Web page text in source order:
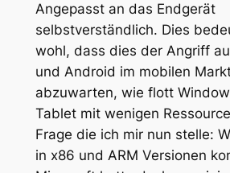
Angepasst an das Endgerät
selbstverständlich. Dies
wohl, dass dies der Angriff
und Android im mobilen
abzuwarten, wie flott
Tablet mit wenigen
Frage die ich mir nun stelle:
in x86 und ARM Versionen